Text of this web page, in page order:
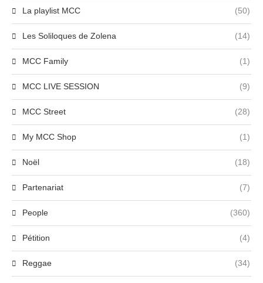
La playlist MCC (50)
Les Soliloques de Zolena (14)
MCC Family (1)
MCC LIVE SESSION (9)
MCC Street (28)
My MCC Shop (1)
Noël (18)
Partenariat (7)
People (360)
Pétition (4)
Reggae (34)